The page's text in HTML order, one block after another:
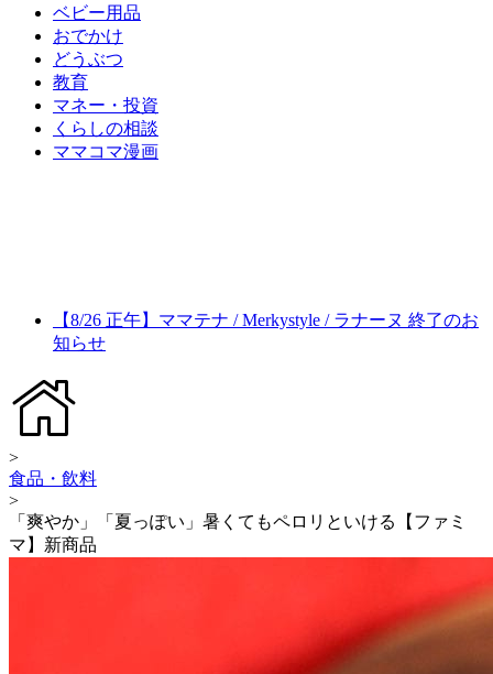
ベビー用品
おでかけ
どうぶつ
教育
マネー・投資
くらしの相談
ママコマ漫画
【8/26 正午】ママテナ / Merkystyle / ラナーヌ 終了のお
知らせ
>
食品・飲料
>
「爽やか」「夏っぽい」暑くてもペロリといける【ファミ
マ】新商品